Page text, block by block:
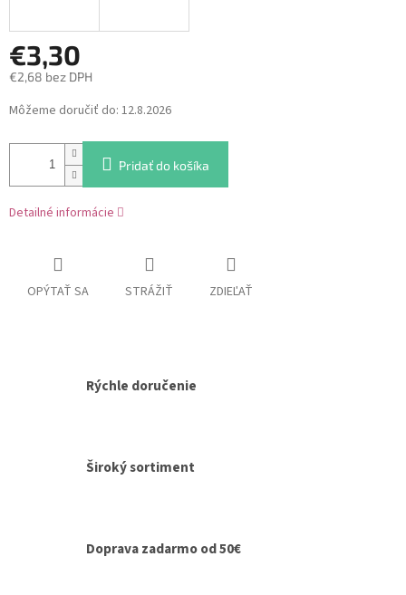
€3,30
€2,68 bez DPH
Jednotková
cena:
Môžeme doručiť do: 12.8.2026
Pridať do košíka
Detailné informácie
OPÝTAŤ SA STRÁŽIŤ ZDIEĽAŤ
Rýchle doručenie
Široký sortiment
Doprava zadarmo od 50€